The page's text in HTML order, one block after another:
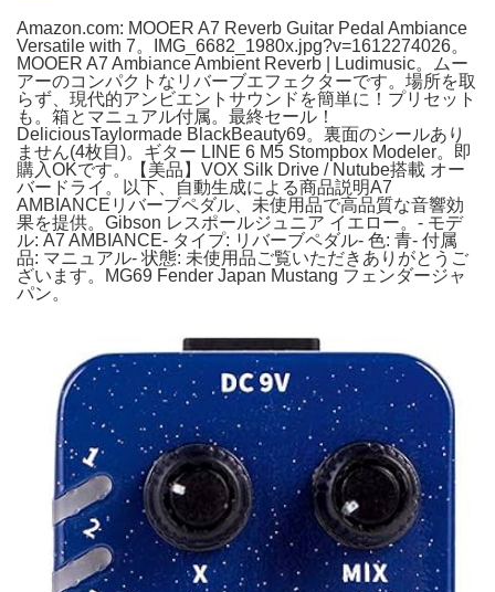
Amazon.com: MOOER A7 Reverb Guitar Pedal Ambiance
Versatile with 7。IMG_6682_1980x.jpg?v=1612274026。
MOOER A7 Ambiance Ambient Reverb | Ludimusic。ムー
アーのコンパクトなリバーブエフェクターです。場所を取
らず、現代的アンビエントサウンドを簡単に！プリセット
も。箱とマニュアル付属。最終セール！
DeliciousTaylormade BlackBeauty69。裏面のシールあり
ません(4枚目)。ギター LINE 6 M5 Stompbox Modeler。即
購入OKです。【美品】VOX Silk Drive / Nutube搭載 オー
バードライ。以下、自動生成による商品説明A7
AMBIANCEリバーブペダル、未使用品で高品質な音響効
果を提供。Gibson レスポールジュニア イエロー。- モデ
ル: A7 AMBIANCE- タイプ: リバーブペダル- 色: 青- 付属
品: マニュアル- 状態: 未使用品ご覧いただきありがとうご
ざいます。MG69 Fender Japan Mustang フェンダージャ
パン。